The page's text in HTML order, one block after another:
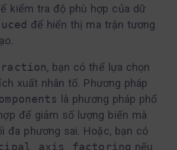
kiểm tra độ phù hợp của dữ
để hiển thị ma trận tương
, bạn có thể lựa chọn
xuất nhân tố. Phương pháp
là phương pháp phổ
để giảm số lượng biến mà
đa phương sai. Hoặc, bạn có
axis factoring nếu